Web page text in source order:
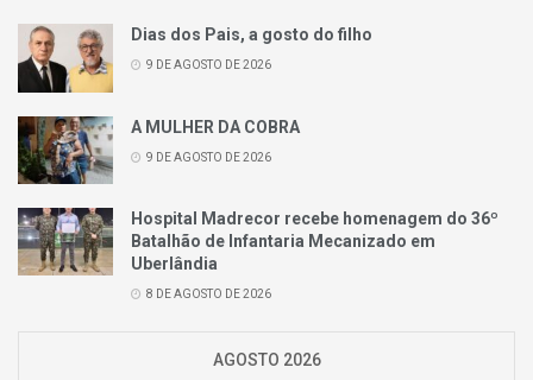
Dias dos Pais, a gosto do filho
9 DE AGOSTO DE 2026
A MULHER DA COBRA
9 DE AGOSTO DE 2026
Hospital Madrecor recebe homenagem do 36º
Batalhão de Infantaria Mecanizado em
Uberlândia
8 DE AGOSTO DE 2026
AGOSTO 2026